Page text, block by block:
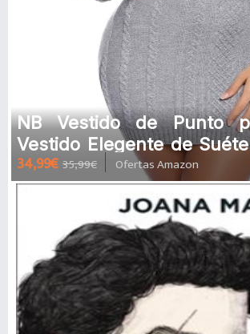
NB Vestido de Punto
Vestido Elegente de
Cuello Redondo Vestido
34,99€ 35,99€ Ofertas Amazon